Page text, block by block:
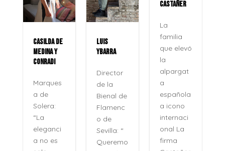
CASILDA DE
MEDINA Y
CONRADI
Marques
a de
Solera:
“La
eleganci
a no es
LUIS
YBARRA
Director
de la
Bienal de
Flamenc
o de
Sevilla: “
Queremo
CASTAÑER
La
familia
que elevó
la
alpargat
a
española
a icono
internaci
onal La
firma